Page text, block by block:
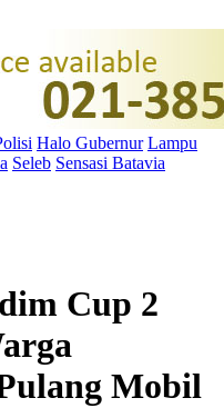
Halo Gubernur Lampu
Seleb Sensasi Batavia
Cup 2
Mobil